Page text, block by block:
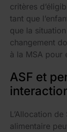
critères
tant que
que la
changement
à la MSA pour
ASF et
L’Allocation
alimentaire